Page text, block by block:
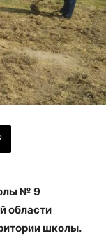
№ 9
области
школы.